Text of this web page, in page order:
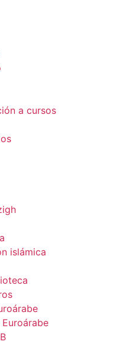
a cursos
islámica